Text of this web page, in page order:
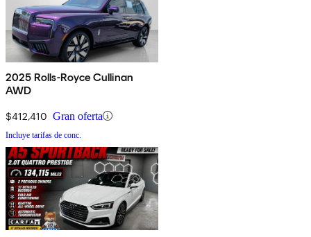
2025 Rolls-Royce Cullinan
AWD
$412,410 Gran oferta
Incluye tarifas de conc.